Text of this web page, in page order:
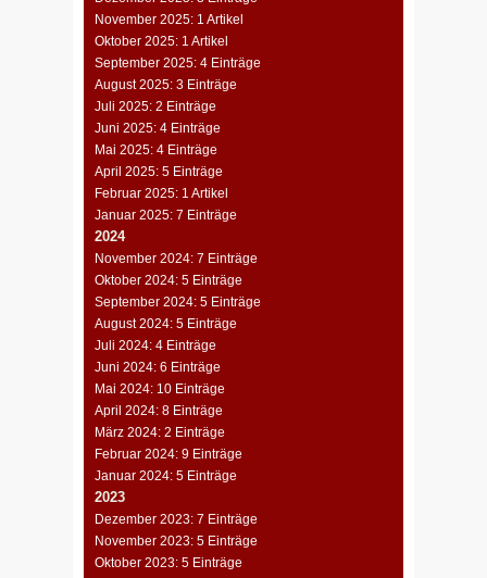
November 2025: 1 Artikel
Oktober 2025: 1 Artikel
September 2025: 4 Einträge
August 2025: 3 Einträge
Juli 2025: 2 Einträge
Juni 2025: 4 Einträge
Mai 2025: 4 Einträge
April 2025: 5 Einträge
Februar 2025: 1 Artikel
Januar 2025: 7 Einträge
2024
November 2024: 7 Einträge
Oktober 2024: 5 Einträge
September 2024: 5 Einträge
August 2024: 5 Einträge
Juli 2024: 4 Einträge
Juni 2024: 6 Einträge
Mai 2024: 10 Einträge
April 2024: 8 Einträge
März 2024: 2 Einträge
Februar 2024: 9 Einträge
Januar 2024: 5 Einträge
2023
Dezember 2023: 7 Einträge
November 2023: 5 Einträge
Oktober 2023: 5 Einträge